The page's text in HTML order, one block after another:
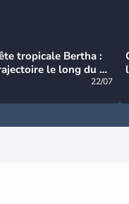
tropicale Bertha :
le long du du
22/07